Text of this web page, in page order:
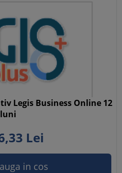
Legis Business Online 12
luni
33 Lei
in cos